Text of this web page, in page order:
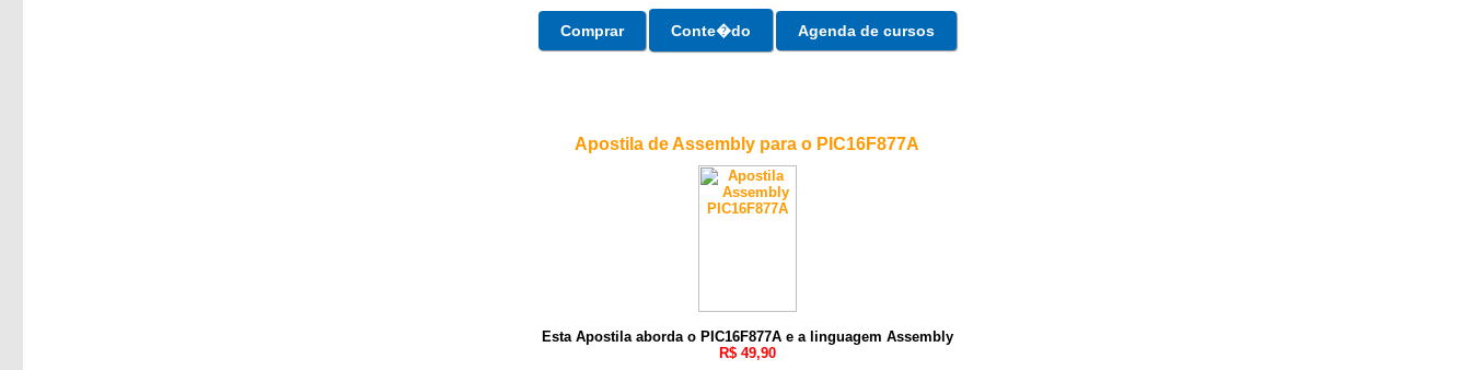
Comprar Conte�do Agenda de cursos
Apostila de Assembly para o PIC16F877A
Esta Apostila aborda o PIC16F877A e a linguagem Assembly
R$ 49,90